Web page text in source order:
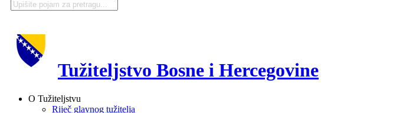
Tužiteljstvo Bosne i Hercegovine
O Tužiteljstvu
Riječ glavnog tužitelja